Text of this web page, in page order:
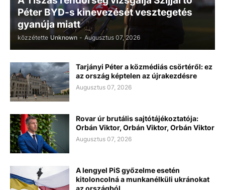
Péter BYD-s kinevezését vesztegetés
gyanúja miatt
közzétette Unknown - Augusztus 07, 2026
Tarjányi Péter a közmédiás csörtéről: ez
az ország képtelen az újrakezdésre
Augusztus 07, 2026
Rovar úr brutális sajtótájékoztatója:
Orbán Viktor, Orbán Viktor, Orbán Viktor
Augusztus 07, 2026
A lengyel PiS győzelme esetén
kitoloncolná a munkanélküli ukránokat